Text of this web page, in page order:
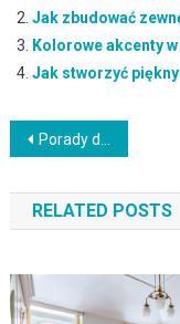
Jak zbudować
Kolorowe akcenty
Jak stworzyć
Nawigacja
wpisu
Porady dotyczące wyboru i pielęgnacji drewnianych podłóg: Jak zachować ich naturalne piękno na długie lata
RELATED POSTS